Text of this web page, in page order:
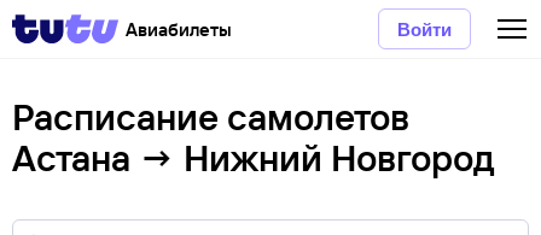
Авиабилеты Войти
Расписание самолетов
Астана → Нижний Новгород